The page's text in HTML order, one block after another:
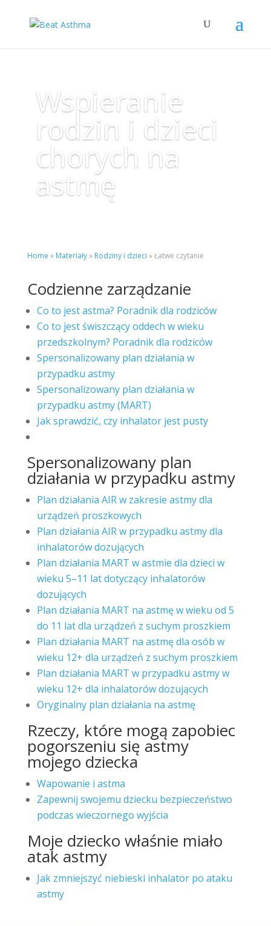
Wspieranie
rodzin i dzieci
chorych na
astmę
Home » Materiały» Rodziny i dzieci »Łatwe czytanie
Codzienne zarządzanie
Co to jest astma? Poradnik dla rodziców
Co to jest świszczący oddech w wieku
przedszkolnym? Poradnik dla rodziców
Spersonalizowany plan działania w
przypadku astmy
Spersonalizowany plan działania w
przypadku astmy (MART)
Jak sprawdzić, czy inhalator jest pusty
Spersonalizowany plan
działania w przypadku astmy
Plan działania AIR w zakresie astmy dla
urządzeń proszkowych
Plan działania AIR w przypadku astmy dla
inhalatorów dozujących
Plan działania MART w astmie dla dzieci w
wieku 5–11 lat dotyczący inhalatorów
dozujących
Plan działania MART na astmę w wieku od 5
do 11 lat dla urządzeń z suchym proszkiem
Plan działania MART na astmę dla osób w
wieku 12+ dla urządzeń z suchym proszkiem
Plan działania MART w przypadku astmy w
wieku 12+ dla inhalatorów dozujących
Oryginalny plan działania na astmę
Rzeczy, które mogą zapobiec
pogorszeniu się astmy
mojego dziecka
Wapowanie i astma
Zapewnij swojemu dziecku bezpieczeństwo
podczas wieczornego wyjścia
Moje dziecko właśnie miało
atak astmy
Jak zmniejszyć niebieski inhalator po ataku
astmy